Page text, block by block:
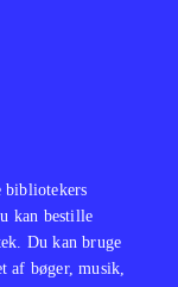
bibliotekers
kan bestille
Du kan bruge
af bøger, musik,